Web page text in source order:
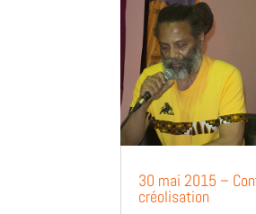
30 mai 2015 –
créolisation